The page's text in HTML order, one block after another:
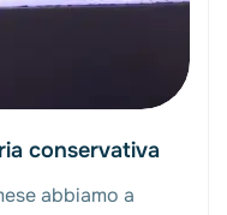
conservativa
abbiamo a